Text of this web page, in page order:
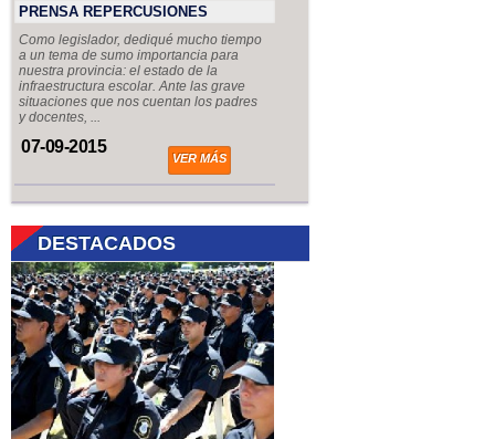
PRENSA REPERCUSIONES
Como legislador, dediqué mucho tiempo
a un tema de sumo importancia para
nuestra provincia: el estado de la
infraestructura escolar. Ante las grave
situaciones que nos cuentan los padres
y docentes, ...
07-09-2015
VER MÁS
DESTACADOS